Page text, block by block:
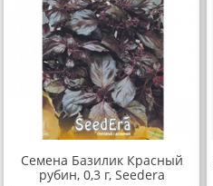
Семена Базилик Красный
рубин, 0,3 г, Seedera